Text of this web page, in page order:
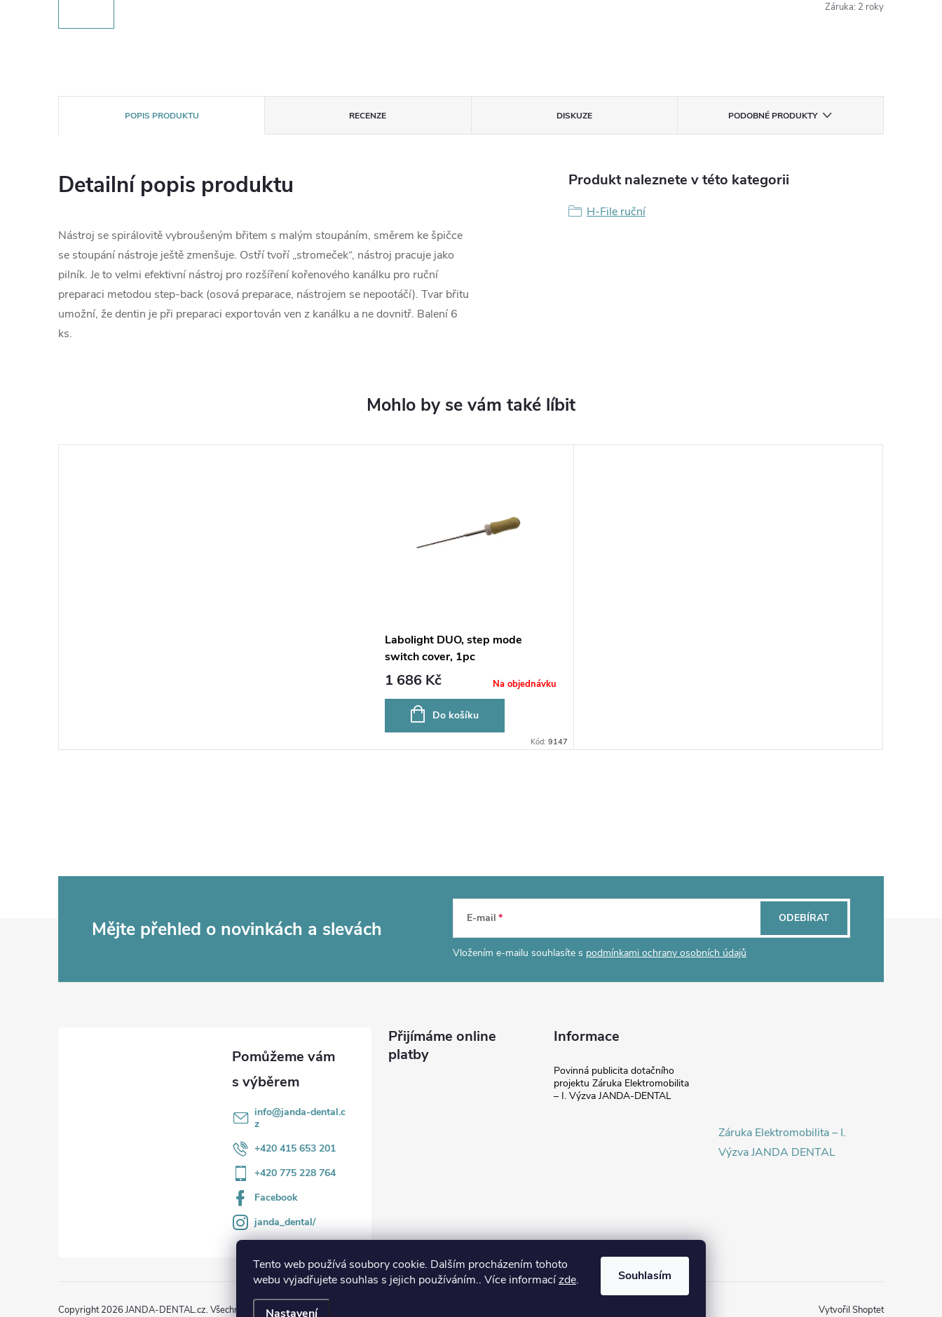
Tento web používá soubory cookie. Dalším procházením tohoto
webu vyjadřujete souhlas s jejich používáním.. Více informacízde.
Nastavení
Souhlasím
Záruka: 2 roky
POPIS PRODUKTU RECENZE DISKUZE PODOBNÉ PRODUKTY
Detailní popis produktu
Nástroj se spirálovitě vybroušeným břitem s malým stoupáním, směrem ke špičce
se stoupání nástroje ještě zmenšuje. Ostří tvoří „stromeček“, nástroj pracuje jako
pilník. Je to velmi efektivní nástroj pro rozšíření kořenového kanálku pro ruční
preparaci metodou step-back (osová preparace, nástrojem se nepootáčí). Tvar břitu
umožní, že dentin je při preparaci exportován ven z kanálku a ne dovnitř. Balení 6
ks.
Produkt naleznete v této kategorii
H-File ruční
Labolight DUO, step mode
switch cover, 1pc
1 686 Kč Na objednávku
Do košíku
Kód: 9147
Mějte přehled o novinkách a slevách E-mail
Vložením e-mailu souhlasíte s podmínkami ochrany osobních údajů
ODEBÍRAT
info@janda-dental.c
z
+420 415 653 201
+420 775 228 764
Facebook
janda_dental/
Přijímáme online
platby
Informace
Povinná publicita dotačního
projektu Záruka Elektromobilita
– I. Výzva JANDA-DENTAL
Záruka Elektromobilita – I.
Výzva JANDA DENTAL
Vytvořil Shoptet
Copyright 2026 JANDA-DENTAL.cz. Všechna práva vyhrazena.